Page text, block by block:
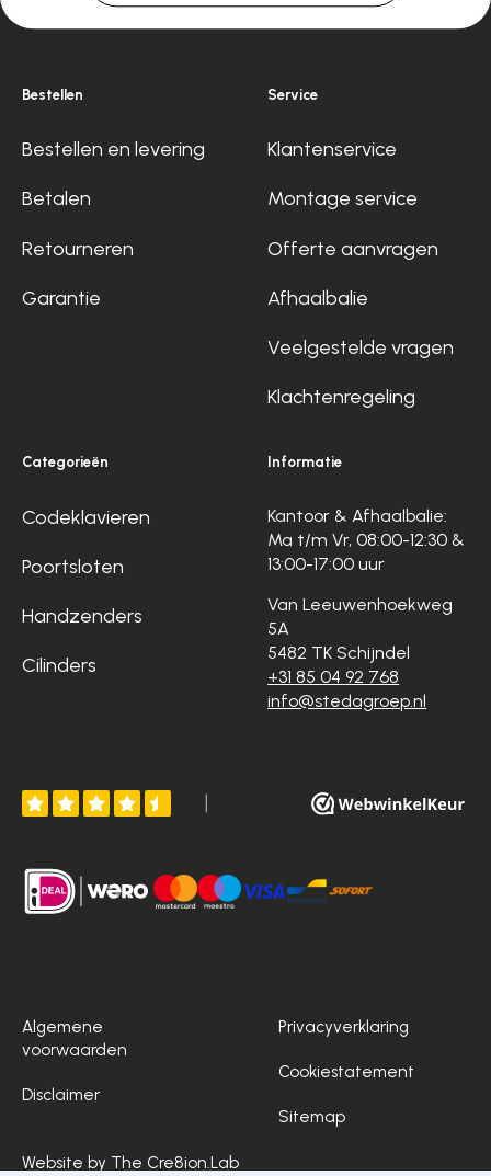
Bestellen
Bestellen en levering
Betalen
Retourneren
Garantie
Service
Klantenservice
Montage service
Offerte aanvragen
Afhaalbalie
Veelgestelde vragen
Klachtenregeling
Categorieën
Codeklavieren
Poortsloten
Handzenders
Cilinders
Informatie
Kantoor & Afhaalbalie:
Ma t/m Vr, 08:00-12:30 &
13:00-17:00 uur
Van Leeuwenhoekweg
5A
5482 TK Schijndel
+31 85 04 92 768
info@stedagroep.nl
Algemene
voorwaarden
Disclaimer
Privacyverklaring
Cookiestatement
Sitemap
Website by The Cre8ion.Lab